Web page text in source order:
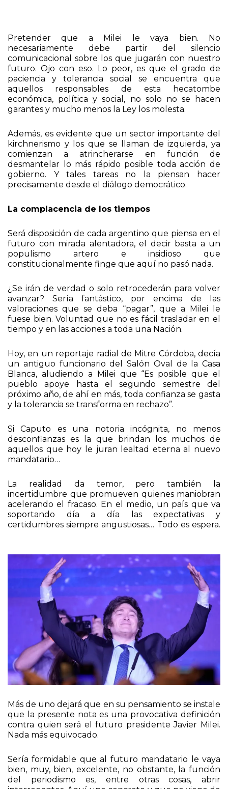
Pretender que a Milei le vaya bien. No
necesariamente debe partir del silencio
comunicacional sobre los que jugarán con nuestro
futuro. Ojo con eso. Lo peor, es que el grado de
paciencia y tolerancia social se encuentra que
aquellos responsables de esta hecatombe
económica, política y social, no solo no se hacen
garantes y mucho menos la Ley los molesta.
Además, es evidente que un sector importante del
kirchnerismo y los que se llaman de izquierda, ya
comienzan a atrincherarse en función de
desmantelar lo más rápido posible toda acción de
gobierno. Y tales tareas no la piensan hacer
precisamente desde el diálogo democrático.
La complacencia de los tiempos
Será disposición de cada argentino que piensa en el
futuro con mirada alentadora, el decir basta a un
populismo artero e insidioso que
constitucionalmente finge que aquí no pasó nada.
¿Se irán de verdad o solo retrocederán para volver
avanzar? Sería fantástico, por encima de las
valoraciones que se deba “pagar”, que a Milei le
fuese bien. Voluntad que no es fácil trasladar en el
tiempo y en las acciones a toda una Nación.
Hoy, en un reportaje radial de Mitre Córdoba, decía
un antiguo funcionario del Salón Oval de la Casa
Blanca, aludiendo a Milei que “Es posible que el
pueblo apoye hasta el segundo semestre del
próximo año, de ahí en más, toda confianza se gasta
y la tolerancia se transforma en rechazo”.
Si Caputo es una notoria incógnita, no menos
desconfianzas es la que brindan los muchos de
aquellos que hoy le juran lealtad eterna al nuevo
mandatario…
La realidad da temor, pero también la
incertidumbre que promueven quienes maniobran
acelerando el fracaso. En el medio, un país que va
soportando día a día las expectativas y
certidumbres siempre angustiosas… Todo es espera.
Más de uno dejará que en su pensamiento se instale
que la presente nota es una provocativa definición
contra quien será el futuro presidente Javier Milei.
Nada más equivocado.
Sería formidable que al futuro mandatario le vaya
bien, muy, bien, excelente, no obstante, la función
del periodismo es, entre otras cosas, abrir